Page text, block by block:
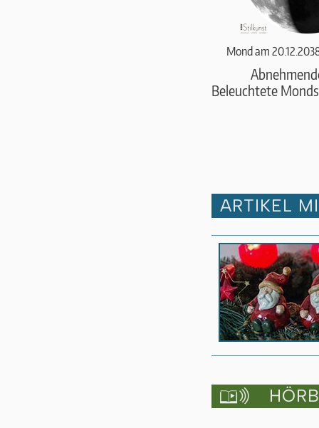
Mond am
Beleuchtete
ARTIKEL
